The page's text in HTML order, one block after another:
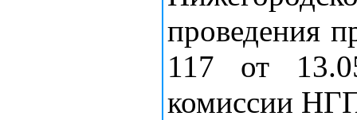
проведения
117 от
комиссии